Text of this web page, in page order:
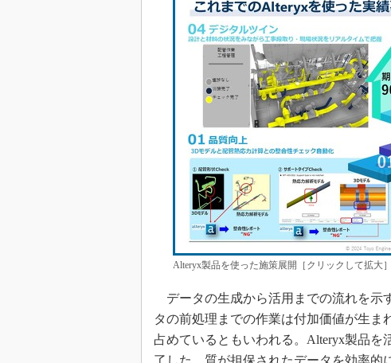
Alteryx製品を使った施策展開［クリックして拡大
データの生成から活用までの流れを示
タの前処理までの作業は付加価値が生ま
占めているともいわれる。Alteryx製品
了した、質が担保されたデータを効率